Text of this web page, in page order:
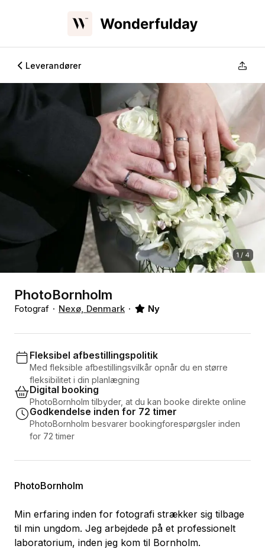
Leverandører
1 / 4
PhotoBornholm
Fotograf Nexø, Denmark Ny
Fleksibel afbestillingspolitik
Med fleksible afbestillingsvilkår opnår du en større
fleksibilitet i din planlægning
Digital booking
PhotoBornholm tilbyder, at du kan booke direkte online
Godkendelse inden for 72 timer
PhotoBornholm besvarer bookingforespørgsler inden
for 72 timer
PhotoBornholm
Min erfaring inden for fotografi strækker sig tilbage
til min ungdom. Jeg arbejdede på et professionelt
laboratorium, inden jeg kom til Bornholm.